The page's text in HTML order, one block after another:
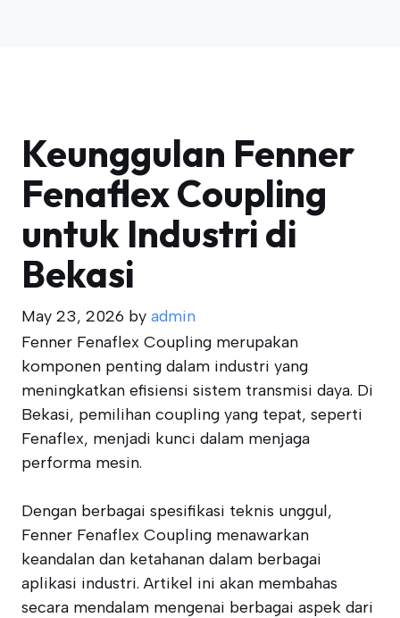
Keunggulan Fenner
Fenaflex Coupling
untuk Industri di
Bekasi
May 23, 2026 by admin
Fenner Fenaflex Coupling merupakan
komponen penting dalam industri yang
meningkatkan efisiensi sistem transmisi daya. Di
Bekasi, pemilihan coupling yang tepat, seperti
Fenaflex, menjadi kunci dalam menjaga
performa mesin.
Dengan berbagai spesifikasi teknis unggul,
Fenner Fenaflex Coupling menawarkan
keandalan dan ketahanan dalam berbagai
aplikasi industri. Artikel ini akan membahas
secara mendalam mengenai berbagai aspek dari